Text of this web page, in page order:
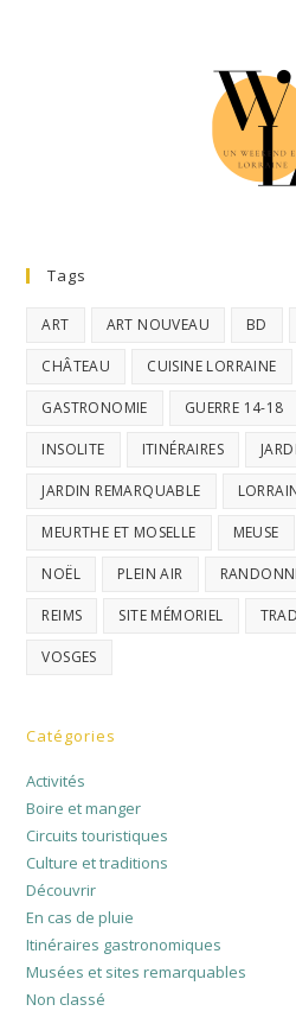
Tags
ART ART NOUVEAU BD
CHÂTEAU CUISINE LORRAINE
GASTRONOMIE GUERRE 14-18
INSOLITE ITINÉRAIRES
JARDIN REMARQUABLE
MEURTHE ET MOSELLE MEUSE
NOËL PLEIN AIR
REIMS SITE MÉMORIEL
VOSGES
Catégories
Activités
Boire et manger
Circuits touristiques
Culture et traditions
Découvrir
En cas de pluie
Itinéraires gastronomiques
Musées et sites remarquables
Non classé